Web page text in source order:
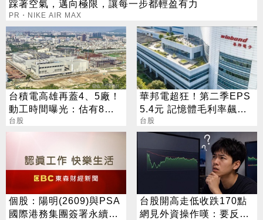
踩著空氣，邁向極限，讓每一步都輕盈有力
PR・NIKE AIR MAX
台積電高雄再蓋4、5廠！
動工時間曝光：估有8千
員工
台股
華邦電超狂！第二季EPS
5.4元 記憶體毛利率飆至
70.3%
台股
個股：陽明(2609)與PSA
國際港務集團簽署永續合
台股開高走低收跌170點
網見外資操作嘆：要反轉